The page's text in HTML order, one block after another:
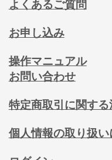
よくあるご質問
お申し込み
操作マニュアル
お問い合わせ
特定商取引に関す
個人情報の取り扱い